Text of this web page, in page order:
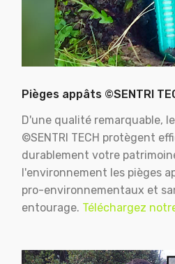
Pièges appâts ©SENTRI
D'une qualité remarquable,
©SENTRI TECH protègent
durablement votre
l'environnement les pièges
pro-environnementaux et
entourage. Téléchargez